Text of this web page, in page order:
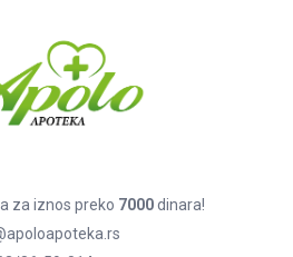
za iznos preko 7000dinara!